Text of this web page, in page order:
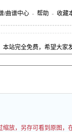
/曲谱中心 - 帮助 - 收藏
本站完全免费，希望大家
缩放，另存可看到原图